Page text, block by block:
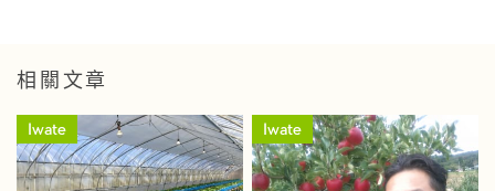
相關文章
Iwate Iwate